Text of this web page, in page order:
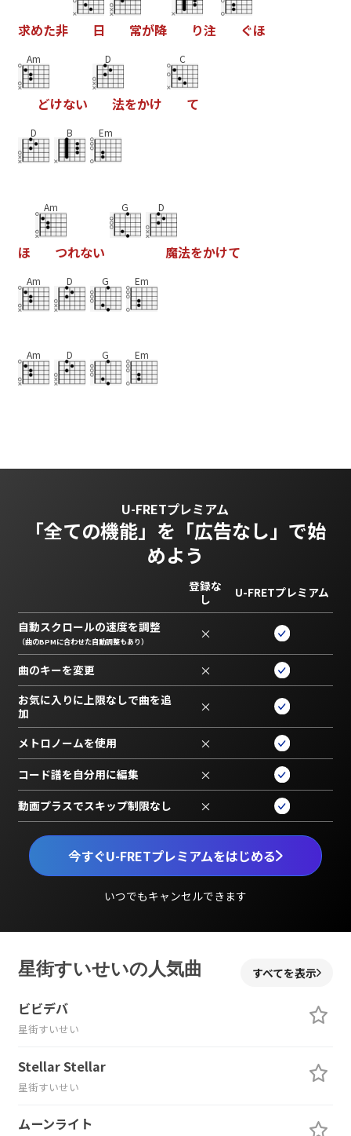
求めた非 日 常が降 り注 ぐほ
Am
どけない
D
法をかけ
C
て
D B Em
ほ
Am
つれない
G D
魔法をかけて
Am D G Em
Am D G Em
U-FRETプレミアム
「全ての機能」を 「広告なし」で始
めよう
今すぐU-FRETプレミアムをはじめる
いつでもキャンセルできます
登録な
し
U-FRETプレミアム
自動スクロールの速度を調整
（曲のBPMに合わせた自動調整もあり） ×
曲のキーを変更 ×
お気に入りに上限なしで曲を追
加
×
メトロノームを使用 ×
コード譜を自分用に編集 ×
動画プラスでスキップ制限なし ×
星街すいせいの人気曲 すべてを表示
ビビデバ
星街すいせい
Stellar Stellar
星街すいせい
ムーンライト